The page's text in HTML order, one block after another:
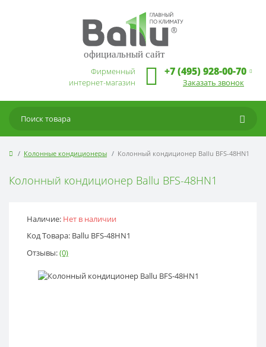
официальный сайт
Фирменный
интернет-магазин
+7 (495) 928-00-70
Заказать звонок
Колонные кондиционеры Колонный кондиционер Ballu BFS-48HN1
Колонный кондиционер Ballu BFS-48HN1
Наличие: Нет в наличии
Код Товара: Ballu BFS-48HN1
Отзывы:(0)